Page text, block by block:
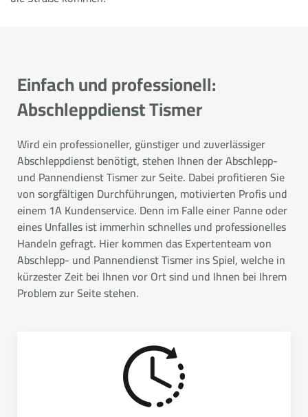
Einfach und professionell:
Abschleppdienst Tismer
Wird ein professioneller, günstiger und zuverlässiger
Abschleppdienst benötigt, stehen Ihnen der Abschlepp-
und Pannendienst Tismer zur Seite. Dabei profitieren Sie
von sorgfältigen Durchführungen, motivierten Profis und
einem 1A Kundenservice. Denn im Falle einer Panne oder
eines Unfalles ist immerhin schnelles und professionelles
Handeln gefragt. Hier kommen das Expertenteam von
Abschlepp- und Pannendienst Tismer ins Spiel, welche in
kürzester Zeit bei Ihnen vor Ort sind und Ihnen bei Ihrem
Problem zur Seite stehen.